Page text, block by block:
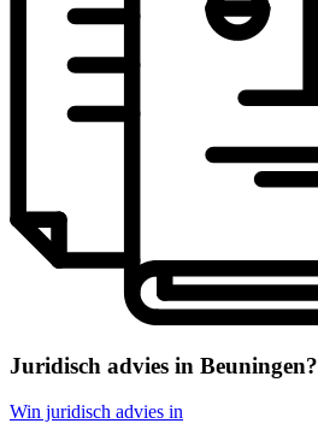
Juridisch advies in Beuningen?
Win juridisch advies in